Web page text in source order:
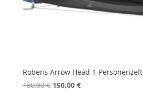
Robens Arrow Head 1-Personenzelt
180,00€ Ursprünglicher
150,00 €Aktueller